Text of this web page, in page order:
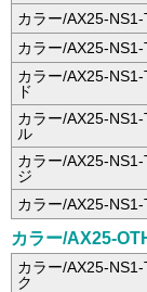
カラー/AX25-
カラー/AX25-
カラー/AX25-
ド
カラー/AX25-
ル
カラー/AX25-
ジ
カラー/AX25-
カラー/AX25-
カラー/AX25-
ク